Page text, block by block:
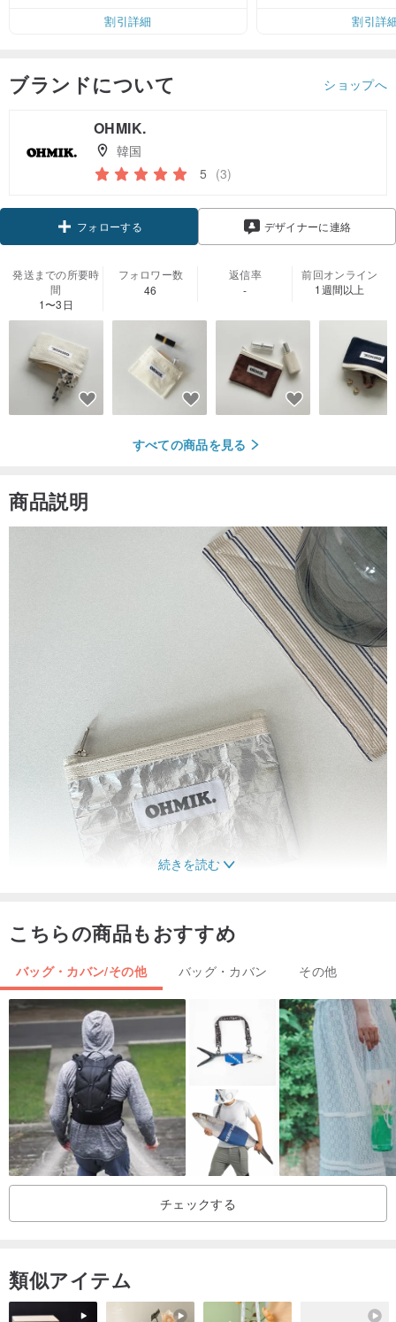
割引詳細
割引詳
ブランドについて ショップへ
OHMIK.
韓国
5 (3)
フォローする デザイナーに連絡
発送までの所要時
間
1〜3日
フォロワー数
46
返信率
-
前回オンライン
1週間以上
すべての商品を見る
商品説明
続きを読む
こちらの商品もおすすめ
バッグ・カバン/その他 バッグ・カバン その他
チェックする
類似アイテム